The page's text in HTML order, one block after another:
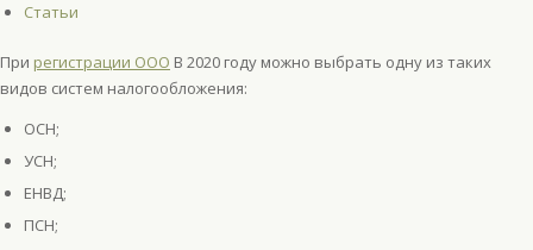
Статьи
При регистрации ООО В 2020 году можно выбрать одну из таких
видов систем налогообложения:
ОСН;
УСН;
ЕНВД;
ПСН;